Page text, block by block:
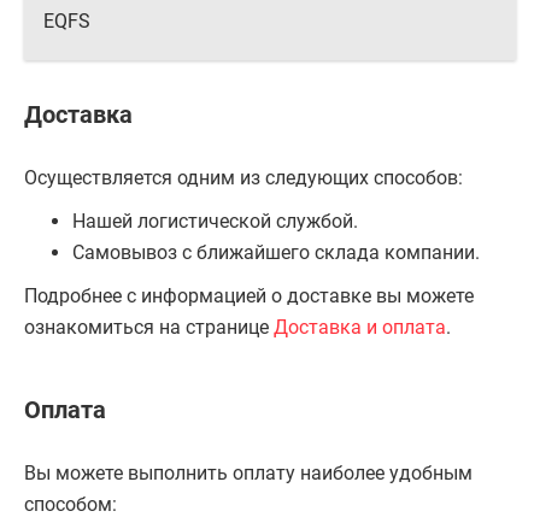
EQFS
Доставка
Осуществляется одним из следующих способов:
Нашей логистической службой.
Самовывоз с ближайшего склада компании.
Подробнее с информацией о доставке вы можете
ознакомиться на странице Доставка и оплата.
Оплата
Вы можете выполнить оплату наиболее удобным
способом: